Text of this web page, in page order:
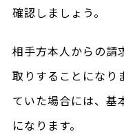
確認しましょう。
相手方本人からの請
取りすることになり
ていた場合には、基
になります。